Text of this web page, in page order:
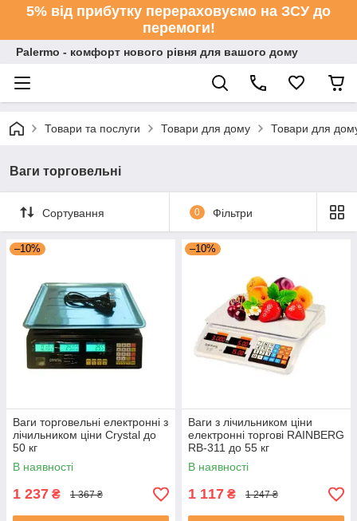
5% від прибутку перераховуємо на ЗСУ до
перемоги!
Palermo - комфорт нового рівня для вашого дому
Товари та послуги Товари для дому Товари для
Ваги торговельні
Сортування 0 Фільтри
–10%
Ваги торговельні електронні з
лічильником ціни Crystal до
50 кг
В наявності
1 237 ₴ 1 367 ₴
–10%
Ваги з лічильником ціни
електронні торгові RAINBERG
RB-311 до 55 кг
В наявності
1 117 ₴ 1 247 ₴